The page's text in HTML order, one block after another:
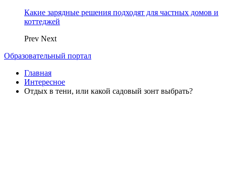
Какие зарядные решения подходят для частных домов и
коттеджей
Prev Next
Образовательный портал
Главная
Интересное
Отдых в тени, или какой садовый зонт выбрать?